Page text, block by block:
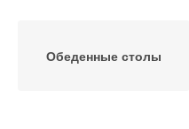
Обеденные столы